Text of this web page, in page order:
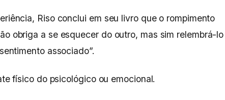
Riso conclui em seu livro que o rompimento
obriga a se esquecer do outro, mas sim relembrá-lo
associado”.
físico do psicológico ou emocional.